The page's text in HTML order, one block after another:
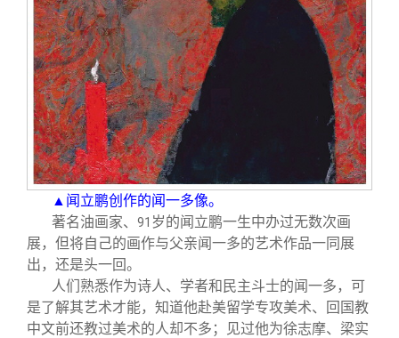
▲闻立鹏创作的闻一多像。
著名油画家、 91 岁的闻立鹏一生中办过无数次画
展，但将自己的画作与父亲闻一多的艺术作品一同展
出，还是头一回。
人们熟悉作为诗人、学者和民主斗士的闻一多，可
是了解其艺术才能，知道他赴美留学专攻美术、回国教
中文前还教过美术的人却不多；见过他为徐志摩、梁实